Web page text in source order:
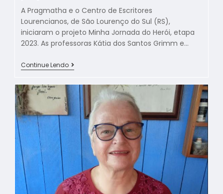
A Pragmatha e o Centro de Escritores
Lourencianos, de São Lourenço do Sul (RS),
iniciaram o projeto Minha Jornada do Herói, etapa
2023. As professoras Kátia dos Santos Grimm e…
Continue Lendo